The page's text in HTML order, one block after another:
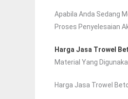
Apabila Anda Sedang
Proses Penyelesaian
Harga Jasa Trowel
Material Yang
Harga Jasa Trowel